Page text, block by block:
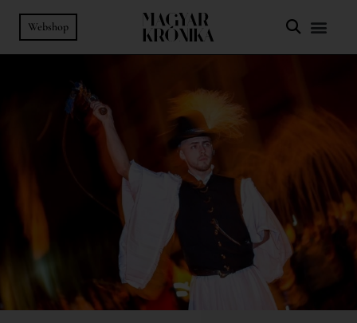
Webshop